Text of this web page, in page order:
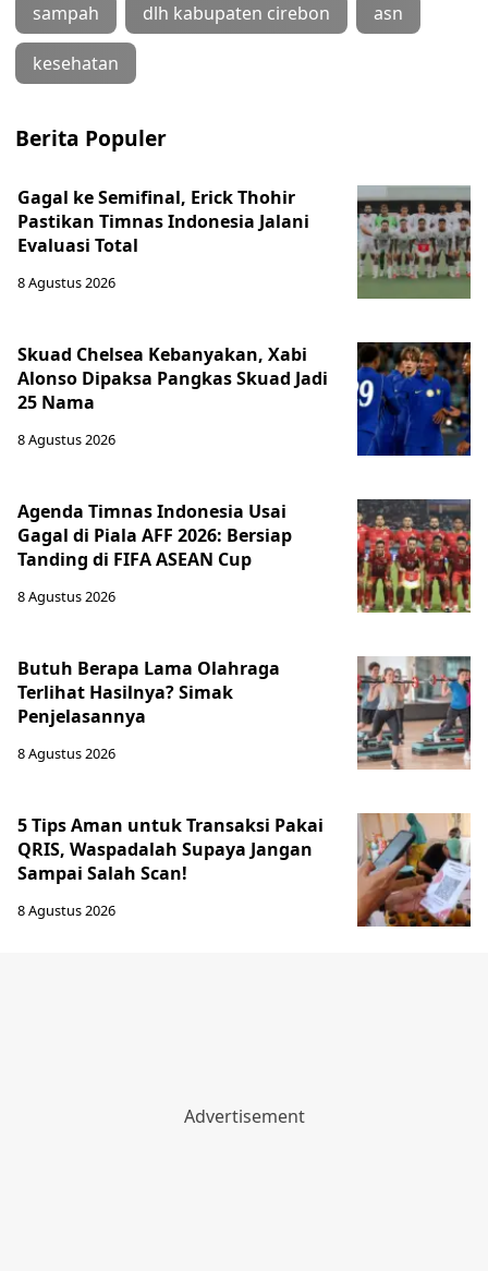
sampah dlh kabupaten cirebon asn
kesehatan
Berita Populer
Gagal ke Semifinal, Erick Thohir
Pastikan Timnas Indonesia Jalani
Evaluasi Total
8 Agustus 2026
Skuad Chelsea Kebanyakan, Xabi
Alonso Dipaksa Pangkas Skuad Jadi
25 Nama
8 Agustus 2026
Agenda Timnas Indonesia Usai
Gagal di Piala AFF 2026: Bersiap
Tanding di FIFA ASEAN Cup
8 Agustus 2026
Butuh Berapa Lama Olahraga
Terlihat Hasilnya? Simak
Penjelasannya
8 Agustus 2026
5 Tips Aman untuk Transaksi Pakai
QRIS, Waspadalah Supaya Jangan
Sampai Salah Scan!
8 Agustus 2026